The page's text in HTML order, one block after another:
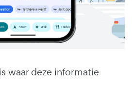
waar deze informatie